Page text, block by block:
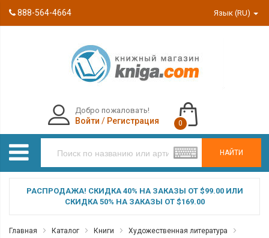
888-564-4664 Язык (RU)
НАЙТИ
Добро пожаловать!
Войти / Регистрация 0
РАСПРОДАЖА! СКИДКА 40% НА ЗАКАЗЫ ОТ $99.00 ИЛИ
СКИДКА 50% НА ЗАКАЗЫ ОТ $169.00
Главная Каталог Книги
Художественная литература